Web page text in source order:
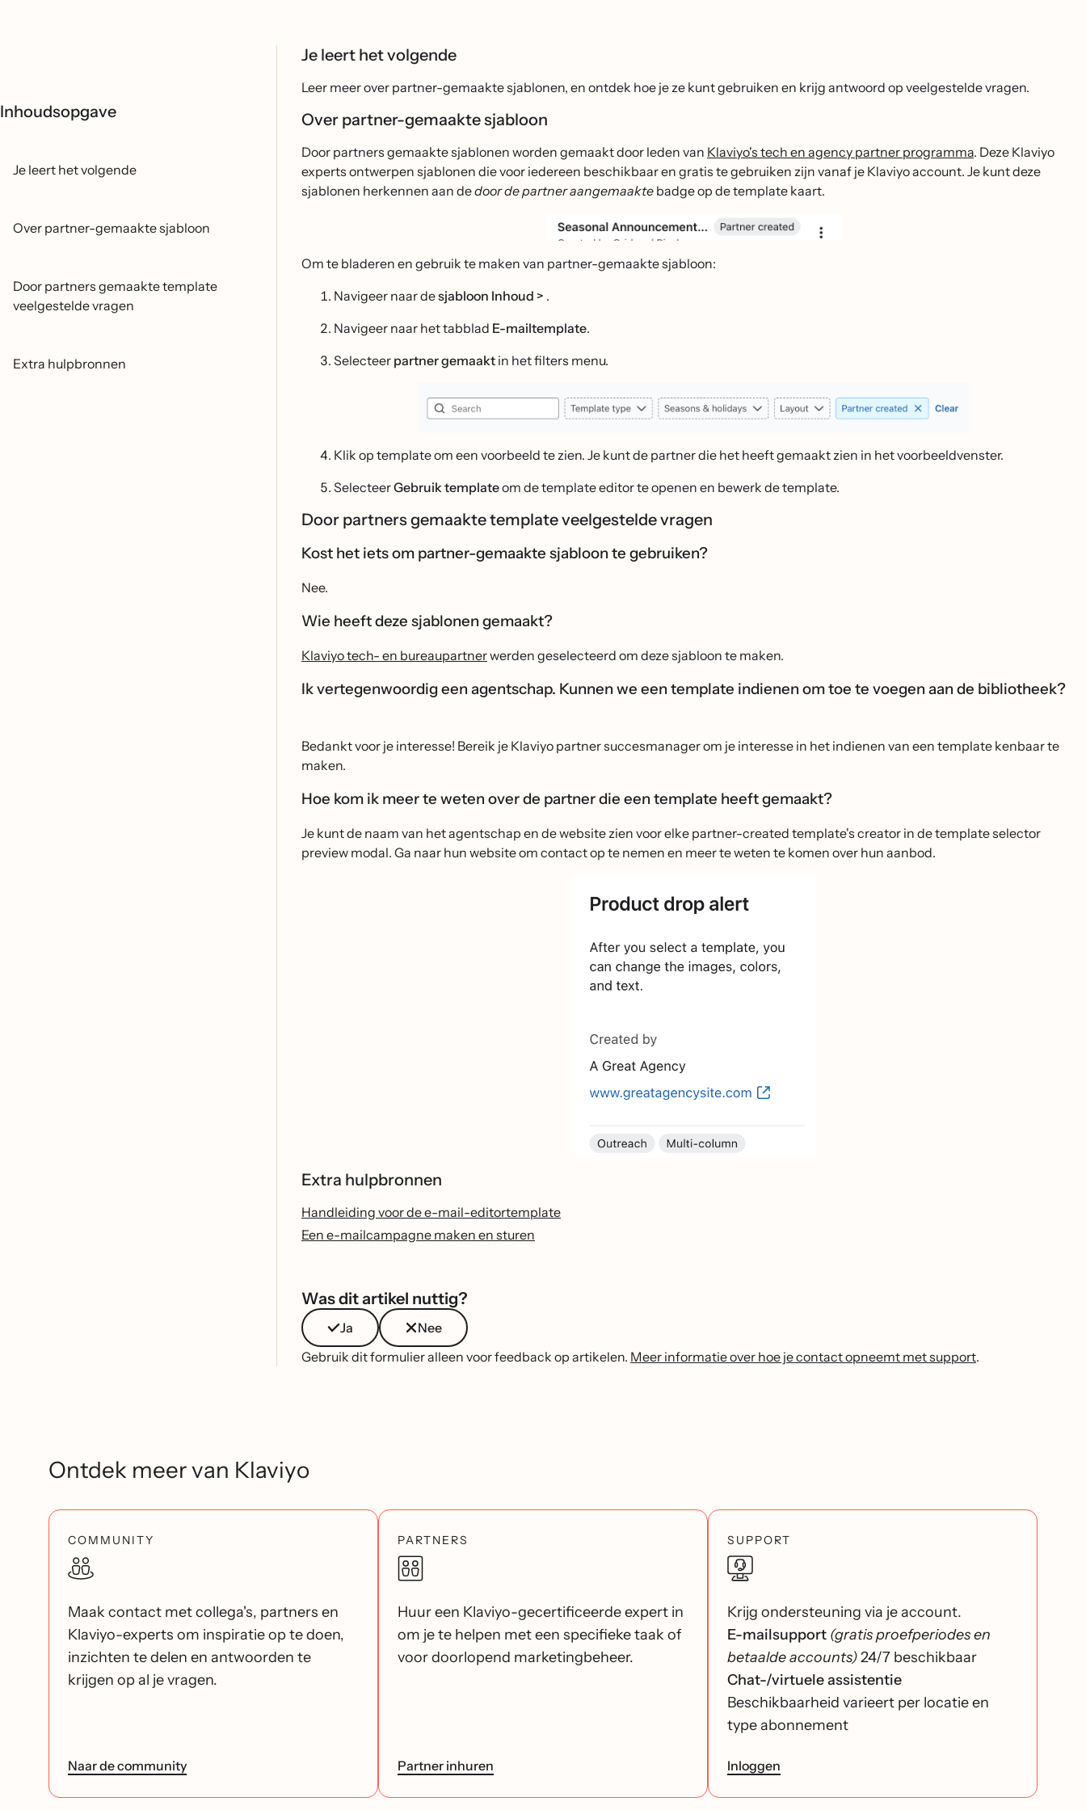
Inhoudsopgave
Je leert het volgende
Over partner-gemaakte sjabloon
Door partners gemaakte template
veelgestelde vragen
Extra hulpbronnen
Je leert het volgende
Leer meer over partner-gemaakte sjablonen, en ontdek hoe je ze kunt gebruiken en krijg antwoord op veelgestelde vragen.
Over partner-gemaakte sjabloon
Door partners gemaakte sjablonen worden gemaakt door leden van Klaviyo's tech en agency partner programma. Deze Klaviyo
experts ontwerpen sjablonen die voor iedereen beschikbaar en gratis te gebruiken zijn vanaf je Klaviyo account. Je kunt deze
sjablonen herkennen aan dedoor de partner aangemaakte badge op de template kaart.
Om te bladeren en gebruik te maken van partner-gemaakte sjabloon:
Navigeer naar desjabloon Inhoud > .
Navigeer naar het tabblad E-mailtemplate.
Selecteer partner gemaakt in het filters menu.
Klik op template om een voorbeeld te zien. Je kunt de partner die het heeft gemaakt zien in het voorbeeldvenster.
SelecteerGebruik templateom de template editor te openen en bewerk de template.
Door partners gemaakte template veelgestelde vragen
Kost het iets om partner-gemaakte sjabloon te gebruiken?
Nee.
Wie heeft deze sjablonen gemaakt?
Klaviyo tech- en bureaupartnerwerden geselecteerd om deze sjabloon te maken.
Ik vertegenwoordig een agentschap. Kunnen we een template indienen om toe te voegen aan de bibliotheek?
Bedankt voor je interesse! Bereik je Klaviyo partner succesmanager om je interesse in het indienen van een template kenbaar te
maken.
Hoe kom ik meer te weten over de partner die een template heeft gemaakt?
Je kunt de naam van het agentschap en de website zien voor elke partner-created template's creator in de template selector
preview modal. Ga naar hun website om contact op te nemen en meer te weten te komen over hun aanbod.
Extra hulpbronnen
Handleiding voor de e-mail-editortemplate
Een e-mailcampagne maken en sturen
Was dit artikel nuttig?
Ja
Nee
Gebruik dit formulier alleen voor feedback op artikelen. Meer informatie over hoe je contact opneemt met support.
Ontdek meer van Klaviyo
COMMUNITY
Maak contact met collega's, partners en
Klaviyo-experts om inspiratie op te doen,
inzichten te delen en antwoorden te
krijgen op al je vragen.
Naar de community
PARTNERS
Huur een Klaviyo-gecertificeerde expert in
om je te helpen met een specifieke taak of
voor doorlopend marketingbeheer.
Partner inhuren
SUPPORT
Krijg ondersteuning via je account.
E-mailsupport (gratis proefperiodes en
betaalde accounts)24/7 beschikbaar
Chat-/virtuele assistentie
Beschikbaarheid varieert per locatie en
type abonnement
Inloggen